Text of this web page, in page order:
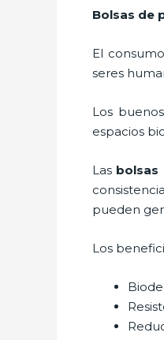
Bolsas de
El
seres
Los
espacios
Las bolsas
pueden
Los